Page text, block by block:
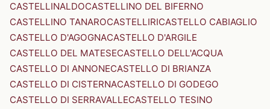
CASTELLINALDOCASTELLINO DEL BIFERNO
CASTELLINO TANAROCASTELLIRICASTELLO CABIAGLIO
CASTELLO D'AGOGNACASTELLO D'ARGILE
CASTELLO DEL MATESECASTELLO DELL'ACQUA
CASTELLO DI ANNONECASTELLO DI BRIANZA
CASTELLO DI CISTERNACASTELLO DI GODEGO
CASTELLO DI SERRAVALLECASTELLO TESINO